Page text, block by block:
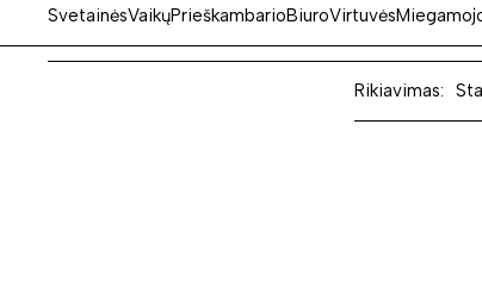
SvetainėsVaikųPrieškambarioBiuroVirtuvės
Rikiavimas: